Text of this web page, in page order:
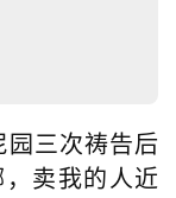
三次祷告后
卖我的人近